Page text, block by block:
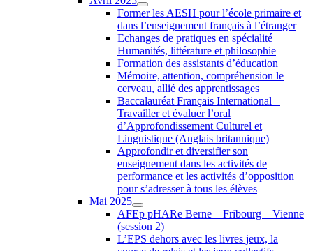
Former les AESH pour l’école primaire et
dans l’enseignement français à l’étranger
Echanges de pratiques en spécialité
Humanités, littérature et philosophie
Formation des assistants d’éducation
Mémoire, attention, compréhension le
cerveau, allié des apprentissages
Baccalauréat Français International –
Travailler et évaluer l’oral
d’Approfondissement Culturel et
Linguistique (Anglais britannique)
Approfondir et diversifier son
enseignement dans les activités de
performance et les activités d’opposition
pour s’adresser à tous les élèves
Mai 2025
AFEp pHARe Berne – Fribourg – Vienne
(session 2)
L’EPS dehors avec les livres jeux, la